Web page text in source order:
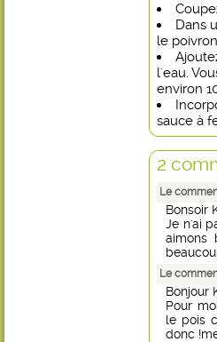
Dans
le
l'eau.
environ
sauce à
2
Le
Bonsoir
Je n'ai
aimons
Le
Bonjour
Pour
le pois
donc